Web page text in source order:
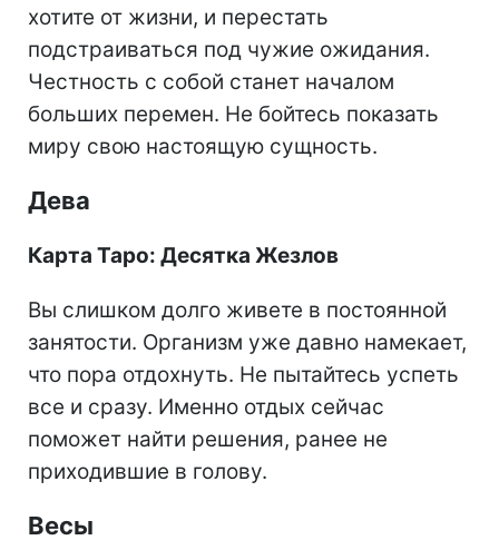
хотите от жизни, и перестать
подстраиваться под чужие ожидания.
Честность с собой станет началом
больших перемен. Не бойтесь показать
миру свою настоящую сущность.
Дева
Карта Таро: Десятка Жезлов
Вы слишком долго живете в постоянной
занятости. Организм уже давно намекает,
что пора отдохнуть. Не пытайтесь успеть
все и сразу. Именно отдых сейчас
поможет найти решения, ранее не
приходившие в голову.
Весы